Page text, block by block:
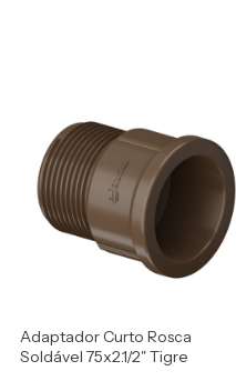
Adaptador Curto Rosca
Soldável 75x2.1/2" Tigre